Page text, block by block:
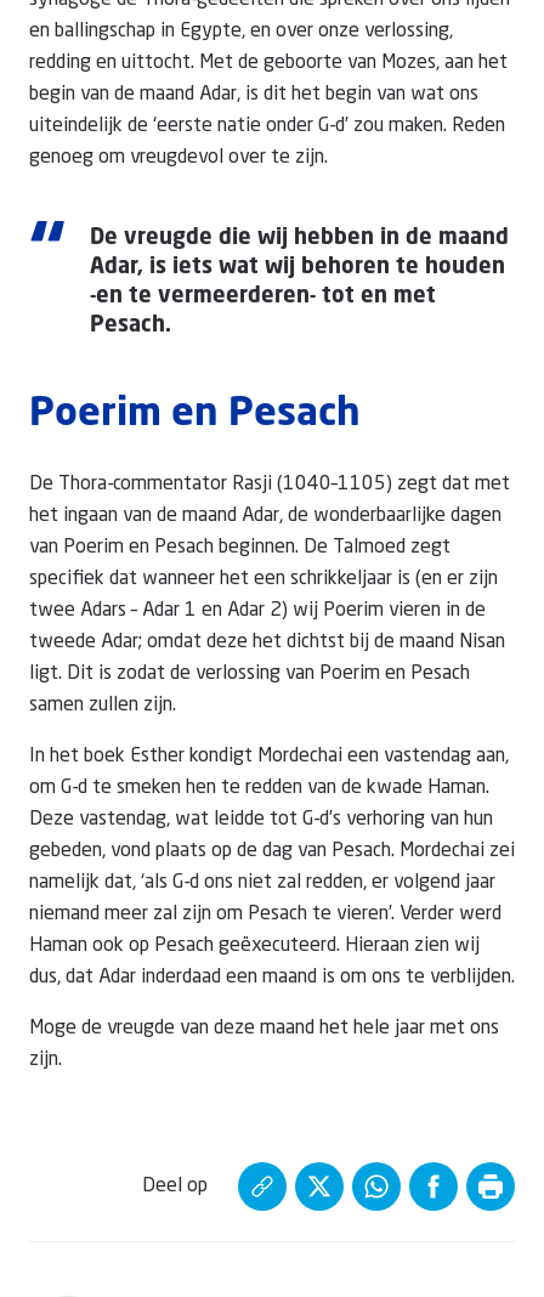
en ballingschap in Egypte, en over onze verlossing,
redding en uittocht. Met de geboorte van Mozes, aan het
begin van de maand Adar, is dit het begin van wat ons
uiteindelijk de ‘eerste natie onder G-d’ zou maken. Reden
genoeg om vreugdevol over te zijn.
“
De vreugde die wij hebben in de maand
Adar, is iets wat wij behoren te houden
-en te vermeerderen- tot en met
Pesach.
Poerim en Pesach
De Thora-commentator Rasji (1040–1105) zegt dat met
het ingaan van de maand Adar, de wonderbaarlijke dagen
van Poerim en Pesach beginnen. De Talmoed zegt
specifiek dat wanneer het een schrikkeljaar is (en er zijn
twee Adars – Adar 1 en Adar 2) wij Poerim vieren in de
tweede Adar; omdat deze het dichtst bij de maand Nisan
ligt. Dit is zodat de verlossing van Poerim en Pesach
samen zullen zijn.
In het boek Esther kondigt Mordechai een vastendag aan,
om G-d te smeken hen te redden van de kwade Haman.
Deze vastendag, wat leidde tot G-d’s verhoring van hun
gebeden, vond plaats op de dag van Pesach. Mordechai zei
namelijk dat, ‘als G-d ons niet zal redden, er volgend jaar
niemand meer zal zijn om Pesach te vieren’. Verder werd
Haman ook op Pesach geëxecuteerd. Hieraan zien wij
dus, dat Adar inderdaad een maand is om ons te verblijden.
Moge de vreugde van deze maand het hele jaar met ons
zijn.
Deel op